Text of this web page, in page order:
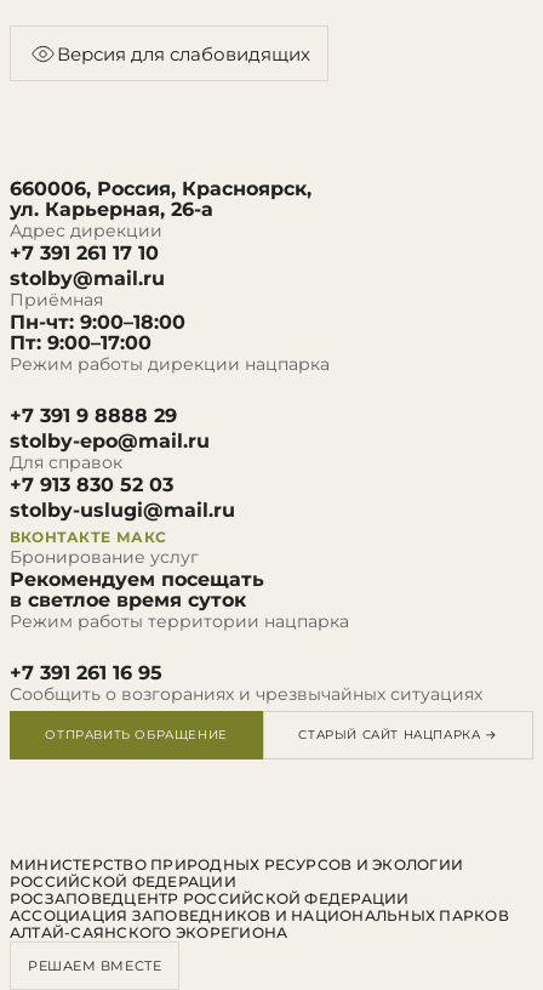
Версия для слабовидящих
660006, Россия, Красноярск,
ул. Карьерная, 26-а
Адрес дирекции
+7 391 261 17 10
stolby@mail.ru
Приёмная
Пн-чт: 9:00–18:00
Пт: 9:00–17:00
Режим работы дирекции нацпарка
+7 391 9 8888 29
stolby-epo@mail.ru
Для справок
+7 913 830 52 03
stolby-uslugi@mail.ru
ВКОНТАКТЕ МАКС
Бронирование услуг
Рекомендуем посещать
в светлое время суток
Режим работы территории нацпарка
+7 391 261 16 95
Сообщить о возгораниях и чрезвычайных ситуациях
ОТПРАВИТЬ ОБРАЩЕНИЕ СТАРЫЙ САЙТ НАЦПАРКА →
МИНИСТЕРСТВО ПРИРОДНЫХ РЕСУРСОВ И ЭКОЛОГИИ
РОССИЙСКОЙ ФЕДЕРАЦИИ
РОСЗАПОВЕДЦЕНТР РОССИЙСКОЙ ФЕДЕРАЦИИ
АССОЦИАЦИЯ ЗАПОВЕДНИКОВ И НАЦИОНАЛЬНЫХ ПАРКОВ
АЛТАЙ-САЯНСКОГО ЭКОРЕГИОНА
РЕШАЕМ ВМЕСТЕ